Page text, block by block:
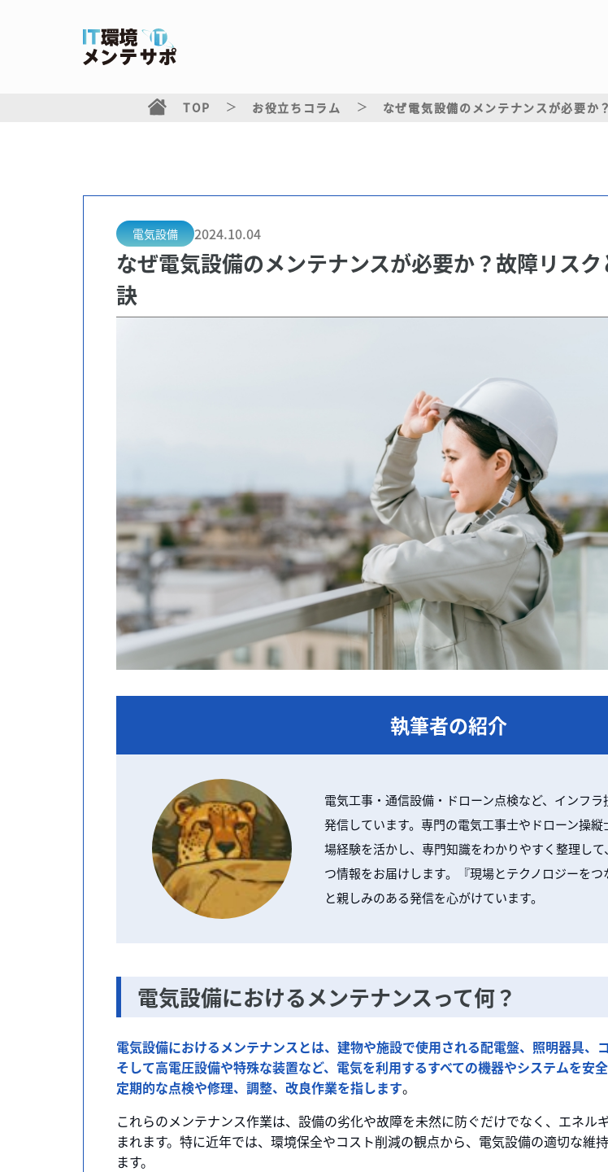
TOP お役立ちコラム なぜ電気設備のメンテナンスが必要か
電気設備 2024.10.04
なぜ電気設備のメンテナンスが必要か？故障リス
訣
執筆者の紹介
電気工事・通信設備・ドローン点検など、インフ
発信しています。専門の電気工事士やドローン操
場経験を活かし、専門知識をわかりやすく整理し
つ情報をお届けします。『現場とテクノロジーを
と親しみのある発信を心がけています。
電気設備におけるメンテナンスって何？
電気設備におけるメンテナンスとは、建物や施設で使用される配電盤、照明器具、
そして高電圧設備や特殊な装置など、電気を利用するすべての機器やシステムを安
定期的な点検や修理、調整、改良作業を指します。
これらのメンテナンス作業は、設備の劣化や故障を未然に防ぐだけでなく、エネル
まれます。特に近年では、環境保全やコスト削減の観点から、電気設備の適切な維
ます。